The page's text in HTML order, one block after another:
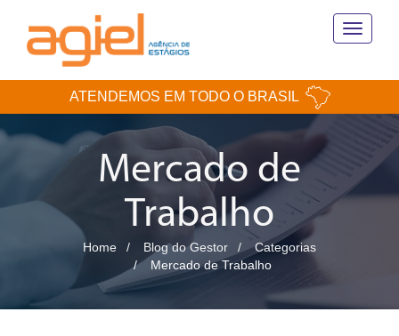
Toggle
ATENDEMOS EM TODO O BRASIL
Mercado de
Trabalho
Home Blog do Gestor
Categorias
Mercado de Trabalho